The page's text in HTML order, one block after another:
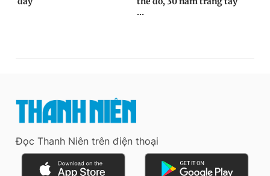
Đọc Thanh Niên trên điện thoại